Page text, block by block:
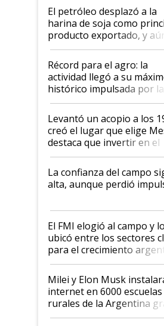
El petróleo desplazó a la
harina de soja como
producto exportado, y aún
el agro aportó casi seis
diez dólares y sostuvo el
liderazgo en un semestre
récord
Récord para el agro: la
actividad llegó a su
histórico impulsada por la
cosecha y las
Levantó un acopio a los
creó el lugar que elige
destaca que invertir en el
kirchnerismo era como
plata a un hijo para droga":
Juan Félix Rossetti, el
que de una dura crisis
de Milei
La confianza del campo
alta, aunque perdió
El FMI elogió al campo y lo
ubicó entre los sectores
para el crecimiento
Milei y Elon Musk
internet en 6000 escuelas
rurales de la Argentina
a un acuerdo con Starlink